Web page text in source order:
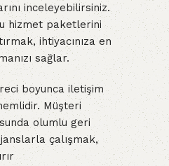
inceleyebilirsiniz.
hizmet paketlerini
ihtiyacınıza en
sağlar.
boyunca iletişim
Müşteri
olumlu geri
çalışmak,